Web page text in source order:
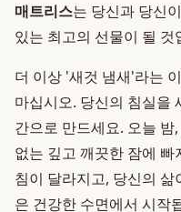
매트리스는 당신과 당신
있는 최고의 선물이 될 것
더 이상 '새것 냄새'라는
마십시오. 당신의 침실을
간으로 만드세요. 오늘 밤,
없는 깊고 깨끗한 잠에
침이 달라지고, 당신의
은 건강한 수면에서 시작